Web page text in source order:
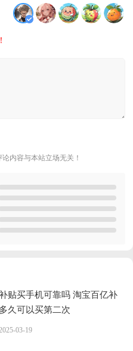
内容与本站立场无关！
贴买手机可靠吗 淘宝百亿补
久可以买第二次
03-19